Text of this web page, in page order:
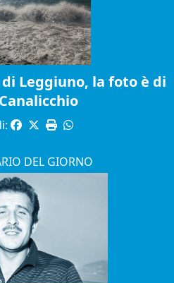
Leggiuno, la foto è di
DEL GIORNO